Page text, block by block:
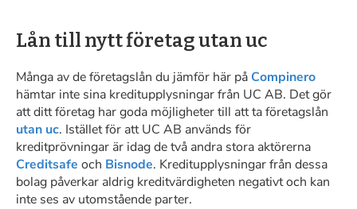
Lån till nytt företag utan uc
Många av de företagslån du jämför här på Compinero
hämtar inte sina kreditupplysningar från UC AB. Det gör
att ditt företag har goda möjligheter till att ta företagslån
utan uc. Istället för att UC AB används för
kreditprövningar är idag de två andra stora aktörerna
Creditsafe och Bisnode. Kreditupplysningar från dessa
bolag påverkar aldrig kreditvärdigheten negativt och kan
inte ses av utomstående parter.